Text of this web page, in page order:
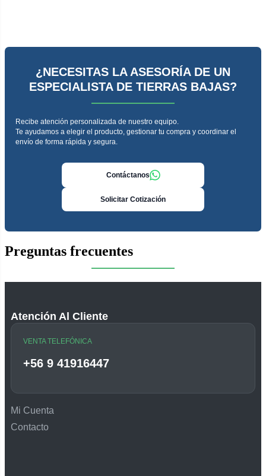
¿NECESITAS LA ASESORÍA DE UN
ESPECIALISTA DE TIERRAS BAJAS?
Recibe atención personalizada de nuestro equipo.
Te ayudamos a elegir el producto, gestionar tu compra y coordinar el
envío de forma rápida y segura.
Contáctanos
Solicitar Cotización
Preguntas frecuentes
Atención Al Cliente
VENTA TELEFÓNICA
+56 9 41916447
Mi Cuenta
Contacto